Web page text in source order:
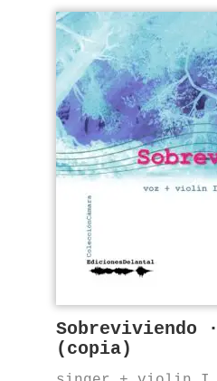
Sobreviviendo ·
(copia)